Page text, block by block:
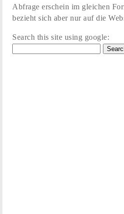
Abfrage erschein im gleichen
bezieht sich aber nur auf die
Search this site using google: